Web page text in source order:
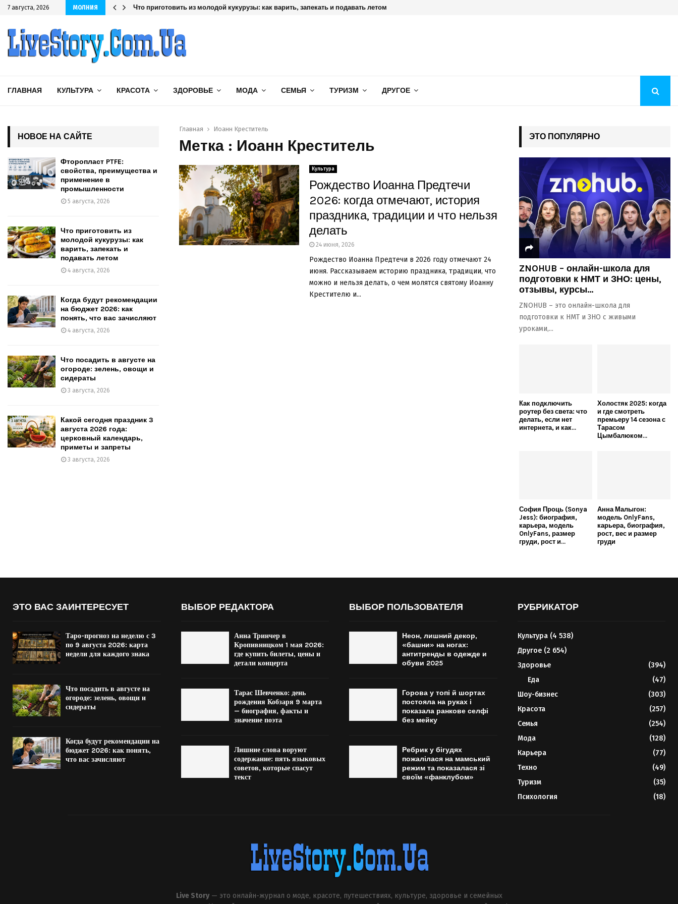
7 августа, 2026 МОЛНИЯ Что приготовить из молодой кукурузы: как варить, запекать и подавать летом
ГЛАВНАЯ КУЛЬТУРА КРАСОТА ЗДОРОВЬЕ МОДА СЕМЬЯ ТУРИЗМ ДРУГОЕ
Главная Иоанн Креститель
Метка : Иоанн Креститель
Культура
Рождество Иоанна Предтечи
2026: когда отмечают, история
праздника, традиции и что нельзя
делать
24 июня, 2026
Рождество Иоанна Предтечи в 2026 году отмечают 24
июня. Рассказываем историю праздника, традиции, что
можно и нельзя делать, о чем молятся святому Иоанну
Крестителю и...
НОВОЕ НА САЙТЕ
Фторопласт PTFE:
свойства, преимущества и
применение в
промышленности
5 августа, 2026
Что приготовить из
молодой кукурузы: как
варить, запекать и
подавать летом
4 августа, 2026
Когда будут рекомендации
на бюджет 2026: как
понять, что вас зачисляют
4 августа, 2026
Что посадить в августе на
огороде: зелень, овощи и
сидераты
3 августа, 2026
Какой сегодня праздник 3
августа 2026 года:
церковный календарь,
приметы и запреты
3 августа, 2026
ЭТО ПОПУЛЯРНО
ZNOHUB – онлайн-школа для
подготовки к НМТ и ЗНО: цены,
отзывы, курсы...
ZNOHUB – это онлайн-школа для
подготовки к НМТ и ЗНО с живыми
уроками,...
Как подключить
роутер без света: что
делать, если нет
интернета, и как...
Холостяк 2025: когда
и где смотреть
премьеру 14 сезона с
Тарасом
Цымбалюком...
София Проць (Sonya
Jess): биография,
карьера, модель
OnlyFans, размер
груди, рост и...
Анна Малыгон:
модель OnlyFans,
карьера, биография,
рост, вес и размер
груди
ЭТО ВАС ЗАИНТЕРЕСУЕТ
Таро-прогноз на неделю с 3
по 9 августа 2026: карта
недели для каждого знака
Что посадить в августе на
огороде: зелень, овощи и
сидераты
Когда будут рекомендации на
бюджет 2026: как понять,
что вас зачисляют
ВЫБОР РЕДАКТОРА
Анна Тринчер в
Кропивницком 1 мая 2026:
где купить билеты, цены и
детали концерта
Тарас Шевченко: день
рождения Кобзаря 9 марта
— биография, факты и
значение поэта
Лишние слова воруют
содержание: пять языковых
советов, которые спасут
текст
ВЫБОР ПОЛЬЗОВАТЕЛЯ
Неон, лишний декор,
«башни» на ногах:
антитренды в одежде и
обуви 2025
Горова у топі й шортах
постояла на руках і
показала ранкове селфі
без мейку
Ребрик у бігудях
пожалілася на мамський
режим та показалася зі
своїм «фанклубом»
РУБРИКАТОР
Культура(4 538)
Другое(2 654)
Здоровье
(394)
Еда
(47)
Шоу-бизнес
(303)
Красота
(257)
Семья
(254)
Мода
(128)
Карьера
(77)
Техно
(49)
Туризм
(35)
Психология
(18)
Live Story— это онлайн-журнал о моде, красоте, путешествиях, культуре, здоровье и семейных